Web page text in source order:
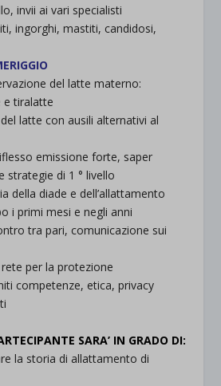
invii ai vari specialisti
ingorghi, mastiti, candidosi,
del latte materno:
e tiralatte
latte con ausili alternativi al
emissione forte, saper
strategie di 1 ° livello
della diade e dell’allattamento
i primi mesi e negli anni
tra pari, comunicazione sui
rete per la protezione
competenze, etica, privacy
SARA’ IN GRADO DI:
la storia di allattamento di